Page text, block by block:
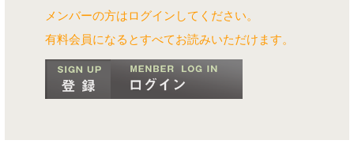
メンバーの方はログインしてください。
有料会員になるとすべてお読みいただけます。